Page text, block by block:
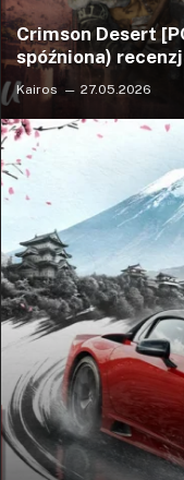
Crimson Desert
spóźniona)
Kairos 27.05.2026